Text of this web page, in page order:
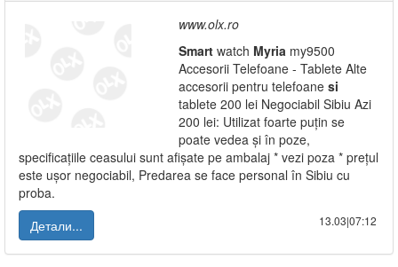
www.olx.ro
Smart watch Myria my9500
Accesorii Telefoane - Tablete Alte
accesorii pentru telefoane si
tablete 200 lei Negociabil Sibiu Azi
200 lei: Utilizat foarte puțin se
poate vedea și în poze,
specificațiile ceasului sunt afișate pe ambalaj * vezi poza * prețul
este ușor negociabil, Predarea se face personal în Sibiu cu
proba.
Детали...
13.03|07:12